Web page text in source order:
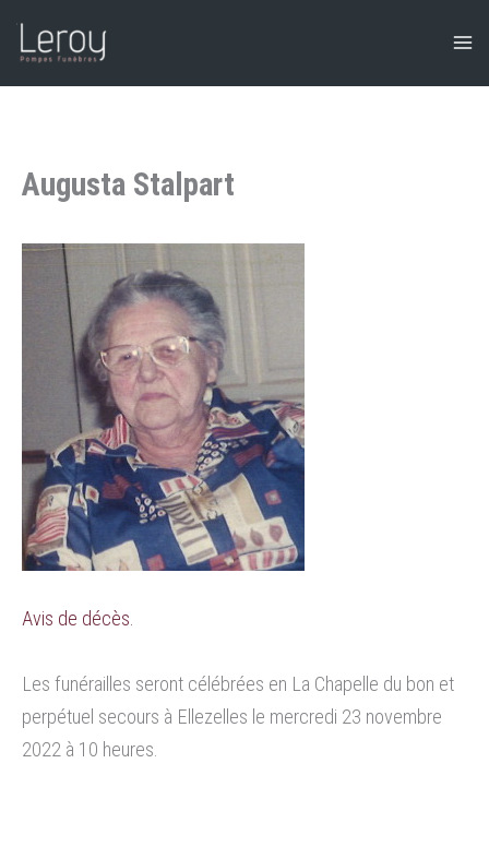
Augusta Stalpart
Avis de décès.
Les funérailles seront célébrées en La Chapelle du bon et
perpétuel secours à Ellezelles le mercredi 23 novembre
2022 à 10 heures.